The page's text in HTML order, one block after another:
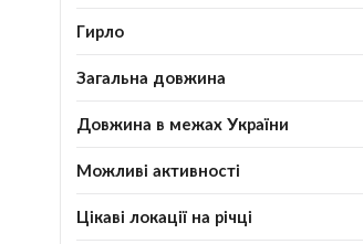
Гирло
Загальна довжина
Довжина в межах України
Можливі активності
Цікаві локації на річці